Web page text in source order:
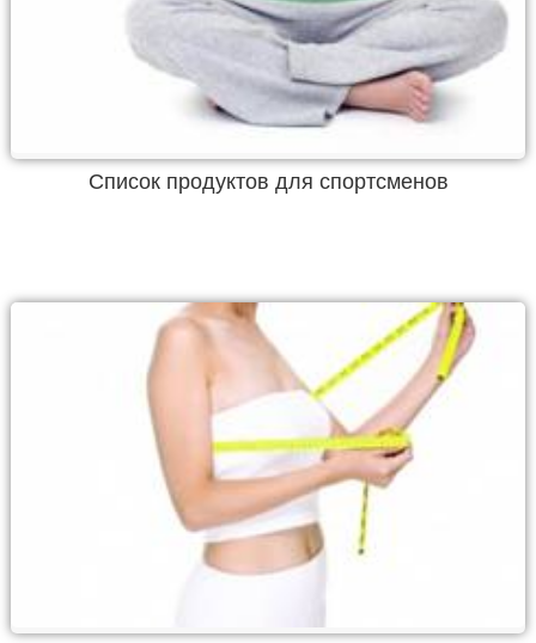
Список продуктов для спортсменов